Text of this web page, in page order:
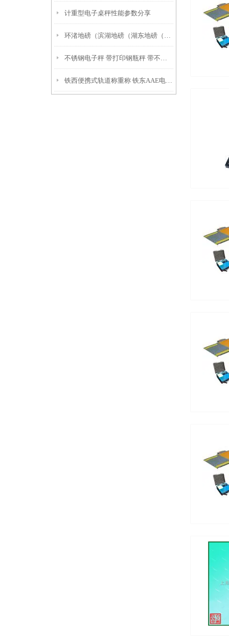
计重型电子桌秤性能参数分享
环渚地磅（滨湖地磅（湖东地磅（织里地磅
不锈钢电子秤 带打印钢瓶秤 带不干胶打印钢瓶秤 技术指标
铁西便携式轨道称重称 铁东AAE电子吊秤 双辽电子轮椅秤